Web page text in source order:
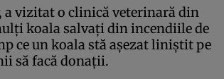
a vizitat o clinică veterinară din
koala salvaţi din incendiile de
ce un koala stă aşezat liniştit pe
să facă donaţii.